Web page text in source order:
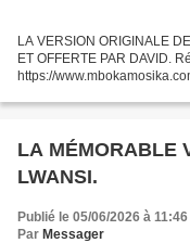
LA VERSION ORIGINALE
ET OFFERTE PAR DAVID.
https://
KELE PIDINA de Sam
LA MÉMORABLE
LWANSI.
Publié le 05/06/2026 à 11:46
Par Messager